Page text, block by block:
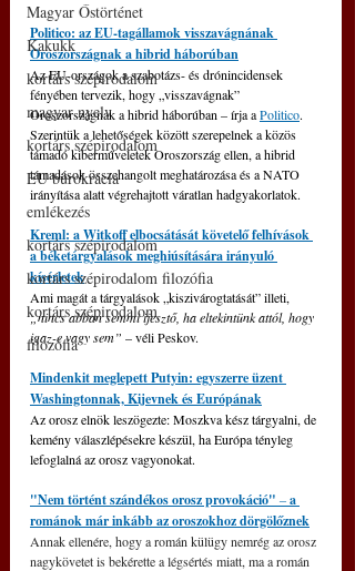
Magyar Őstörténet
Kakukk
kortárs szépirodalom
magyar nyelv
kortárs szépirodalom
EU bürokrácia
emlékezés
kortárs szépirodalom
kortárs szépirodalom filozófia
kortárs szépirodalom
filozófia
Politico: az EU-tagállamok visszavágnának
Oroszországnak a hibrid háborúban
Az EU-országok a szabotázs- és drónincidensek
fényében tervezik, hogy „visszavágnak”
Oroszországnak a hibrid háborúban – írja a Politico.
Szerintük a lehetőségek között szerepelnek a közös
támadó kiberműveletek Oroszország ellen, a hibrid
támadások összehangolt meghatározása és a NATO
irányítása alatt végrehajtott váratlan hadgyakorlatok.
Kreml: a Witkoff elbocsátását követelő felhívások
a béketárgyalások meghiúsítására irányuló
kísérletek
Ami magát a tárgyalások „kiszivárogtatását” illeti,
„nincs abban semmi ijesztő, ha eltekintünk attól, hogy
igaz-e vagy sem” – véli Peskov.
Mindenkit meglepett Putyin: egyszerre üzent
Washingtonnak, Kijevnek és Európának
Az orosz elnök leszögezte: Moszkva kész tárgyalni, de
kemény válaszlépésekre készül, ha Európa tényleg
lefoglalná az orosz vagyonokat.
"Nem történt szándékos orosz provokáció" ‒ a
románok már inkább az oroszokhoz dörgölőznek
Annak ellenére, hogy a román külügy nemrég az orosz
nagykövetet is bekérette a légsértés miatt, ma a román